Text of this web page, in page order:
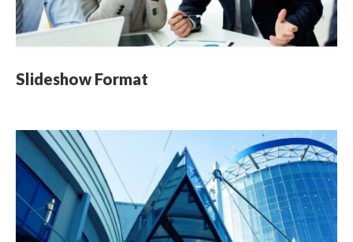
Slideshow Format